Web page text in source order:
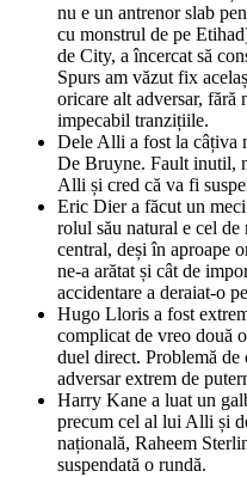
nu e un antrenor slab
cu monstrul de pe
de City, a încercat să
Spurs am văzut fix
oricare alt adversar, fără
impecabil tranzițiile.
Dele Alli a fost la câțiva
De Bruyne. Fault inutil,
Alli și cred că va fi
Eric Dier a făcut un
rolul său natural e cel
central, deși în aproape
ne-a arătat și cât de
accidentare a deraiat-o
Hugo Lloris a fost
complicat de vreo două
duel direct. Problemă de
adversar extrem de
Harry Kane a luat un
precum cel al lui Alli și
națională, Raheem
suspendată o rundă.